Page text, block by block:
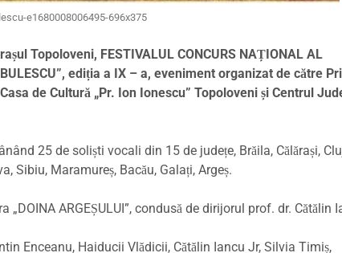
e1680008006495-696x375
Topoloveni, FESTIVALUL CONCURS NAȚIONAL AL
ediția a IX – a, eveniment organizat de către
de Cultură „Pr. Ion Ionescu” Topoloveni și Centrul
25 de soliști vocali din 15 de județe, Brăila, Călărași,
Sibiu, Maramureș, Bacău, Galați, Argeș.
ARGEȘULUI”, condusă de dirijorul prof. dr. Cătălin
Enceanu, Haiducii Vlădicii, Cătălin Iancu Jr, Silvia Timiș,